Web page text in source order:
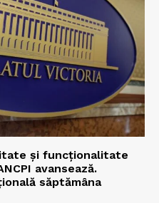
și funcționalitate
avansează.
săptămâna